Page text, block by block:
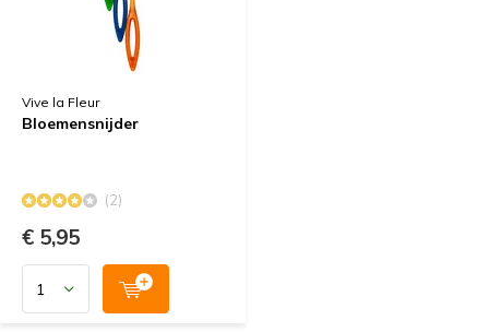
Vive la Fleur
Bloemensnijder
(2)
€ 5,95